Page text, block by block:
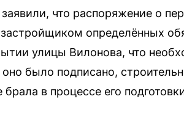
что распоряжение о
определённых
улицы Вилонова, что
было подписано,
брала в процессе его